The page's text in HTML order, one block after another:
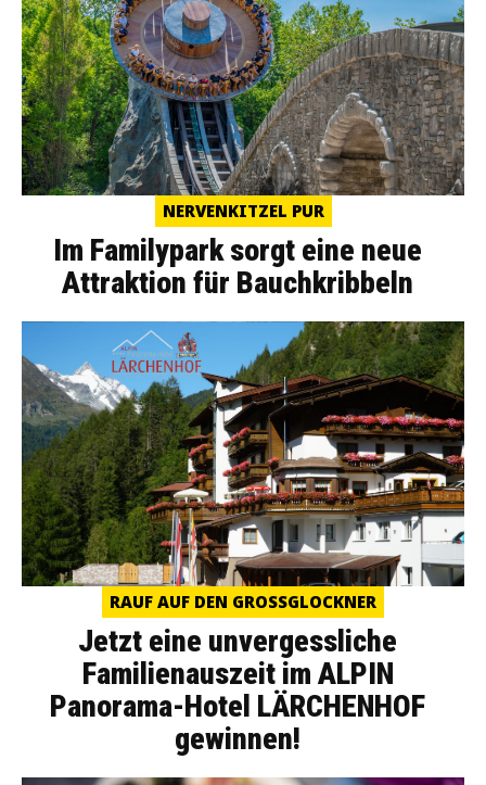
NERVENKITZEL PUR
Im Familypark sorgt eine neue
Attraktion für Bauchkribbeln
RAUF AUF DEN GROSSGLOCKNER
Jetzt eine unvergessliche
Familienauszeit im ALPIN
Panorama-Hotel LÄRCHENHOF
gewinnen!